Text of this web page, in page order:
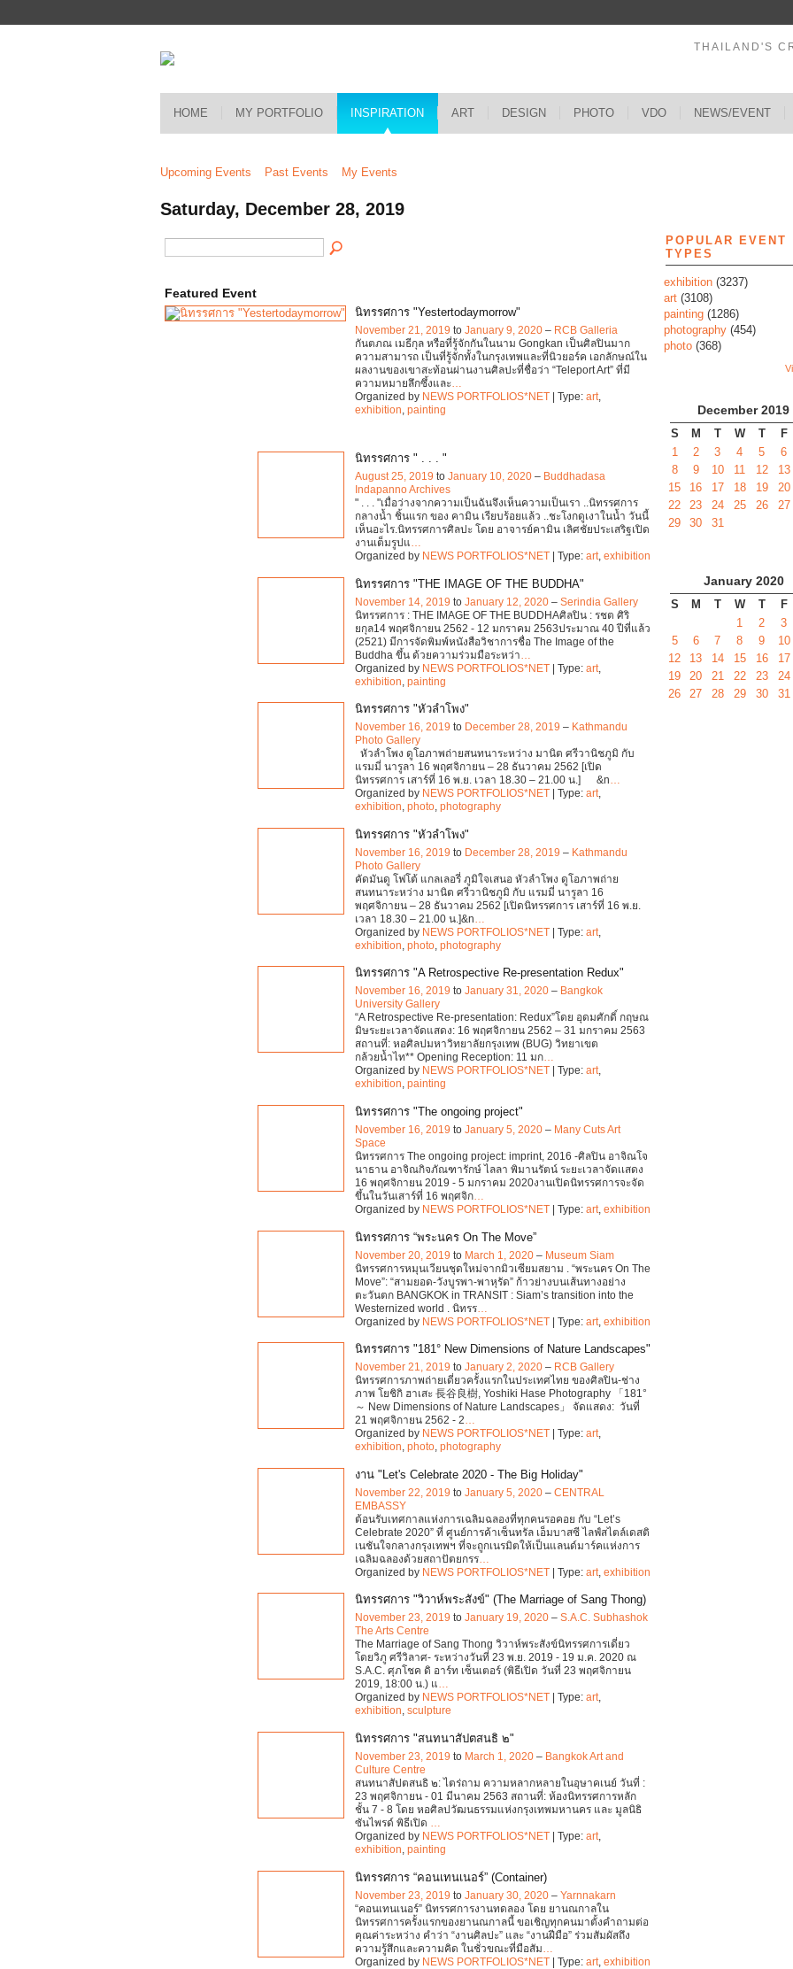
THAILAND'S
HOME MY PORTFOLIO INSPIRATION ART DESIGN PHOTO VDO NEWS/EVENT
Upcoming Events Past Events My Events
Saturday, December 28, 2019
Featured Event
นิทรรศการ "Yestertodaymorrow"
November 21, 2019 to January 9, 2020 – RCB Galleria
กันตภณ เมธีกุล หรือที่รู้จักกันในนาม Gongkan เป็นศิลปินมาก
ความสามารถ เป็นที่รู้จักทั้งในกรุงเทพและที่นิวยอร์ค เอกลักษณ์ใน
ผลงานของเขาสะท้อนผ่านงานศิลปะที่ชื่อว่า “Teleport Art” ที่มี
ความหมายลึกซึ้งและ
Organized by NEWS PORTFOLIOS*NET | Type: art
exhibition painting
นิทรรศการ " . . . "
August 25, 2019 to January 10, 2020 – Buddhadasa
Indapanno Archives‎
" . . . "เมื่อว่างจากความเป็นฉันจึงเห็นความเป็นเรา ..นิทรรศการ
กลางน้ำ ชิ้นแรก ของ คามิน เรียบร้อยแล้ว ..ชะโงกดูเงาในน้ำ วันนี้
เห็นอะไร.นิทรรศการศิลปะ โดย อาจารย์คามิน เลิศชัยประเสริฐเปิด
งานเต็มรูปแ…
Organized by NEWS PORTFOLIOS*NET | Type: art, exhibition
นิทรรศการ "THE IMAGE OF THE BUDDHA"
November 14, 2019 to January 12, 2020 – Serindia Gallery
นิทรรศการ : THE IMAGE OF THE BUDDHAศิลปิน : รชต ศิริ
ยกุล14 พฤศจิกายน 2562 - 12 มกราคม 2563ประมาณ 40 ปีที่แล้ว
(2521) มีการจัดพิมพ์หนังสือวิชาการชื่อ The Image of the
Buddha ขึ้น ด้วยความร่วมมือระหว่า
Organized by NEWS PORTFOLIOS*NET | Type: art
exhibition painting
นิทรรศการ "หัวลำโพง"
November 16, 2019 to December 28, 2019 – Kathmandu
Photo Gallery
หัวลำโพง ดูโอภาพถ่ายสนทนาระหว่าง มานิต ศรีวานิชภูมิ กับ
แรมมี่ นารูลา 16 พฤศจิกายน – 28 ธันวาคม 2562 [เปิด
นิทรรศการ เสาร์ที่ 16 พ.ย. เวลา 18.30 – 21.00 น.] &n…
Organized by NEWS PORTFOLIOS*NET | Type: art,
exhibition, photo, photography
นิทรรศการ "หัวลำโพง"
November 16, 2019 to December 28, 2019 – Kathmandu
Photo Gallery
คัดมันดู โฟโต้ แกลเลอรี่ ภูมิใจเสนอ หัวลำโพง ดูโอภาพถ่าย
สนทนาระหว่าง มานิต ศรีวานิชภูมิ กับ แรมมี่ นารูลา 16
พฤศจิกายน – 28 ธันวาคม 2562 [เปิดนิทรรศการ เสาร์ที่ 16 พ.ย.
เวลา 18.30 – 21.00 น.]&n…
Organized by NEWS PORTFOLIOS*NET | Type: art,
exhibition, photo, photography
นิทรรศการ "A Retrospective Re-presentation Redux"
November 16, 2019 to January 31, 2020 – Bangkok
University Gallery
“A Retrospective Re-presentation: Redux”โดย อุดมศักดิ์ กฤษณ
มิษระยะเวลาจัดแสดง: 16 พฤศจิกายน 2562 – 31 มกราคม 2563
สถานที่: หอศิลปมหาวิทยาลัยกรุงเทพ (BUG) วิทยาเขต
กล้วยน้ำไท** Opening Reception: 11 มก…
Organized by NEWS PORTFOLIOS*NET | Type: art,
exhibition, painting
นิทรรศการ "The ongoing project"
November 16, 2019 to January 5, 2020 – Many Cuts Art
Space
นิทรรศการ The ongoing project: imprint, 2016 -ศิลปิน อาจิณโจ
นาธาน อาจิณกิจภัณฑารักษ์ ไลลา พิมานรัตน์ ระยะเวลาจัดเเสดง
16 พฤศจิกายน 2019 - 5 มกราคม 2020งานเปิดนิทรรศการจะจัด
ขึ้นในวันเสาร์ที่ 16 พฤศจิก…
Organized by NEWS PORTFOLIOS*NET | Type: art, exhibition
นิทรรศการ “พระนคร On The Move”
November 20, 2019 to March 1, 2020 – Museum Siam
นิทรรศการหมุนเวียนชุดใหม่จากมิวเซียมสยาม . “พระนคร On The
Move”: “สามยอด-วังบูรพา-พาหุรัด” ก้าวย่างบนเส้นทางอย่าง
ตะวันตก BANGKOK in TRANSIT : Siam’s transition into the
Westernized world . นิทรร
Organized by NEWS PORTFOLIOS*NET | Type: art exhibition
นิทรรศการ "181° New Dimensions of Nature Landscapes"
November 21, 2019 to January 2, 2020 – RCB Gallery
นิทรรศการภาพถ่ายเดี่ยวครั้งแรกในประเทศไทย ของศิลปิน-ช่าง
ภาพ โยชิกิ ฮาเสะ 長谷良樹, Yoshiki Hase Photography 「181°
～ New Dimensions of Nature Landscapes」 จัดแสดง: วันที่
21 พฤศจิกายน 2562 - 2…
Organized by NEWS PORTFOLIOS*NET | Type: art,
exhibition, photo, photography
งาน "Let's Celebrate 2020 - The Big Holiday"
November 22, 2019 to January 5, 2020 – CENTRAL
EMBASSY
ต้อนรับเทศกาลแห่งการเฉลิมฉลองที่ทุกคนรอคอย กับ “Let’s
Celebrate 2020” ที่ ศูนย์การค้าเซ็นทรัล เอ็มบาสซี ไลฟ์สไตล์เดสติ
เนชันใจกลางกรุงเทพฯ ที่จะถูกเนรมิตให้เป็นแลนด์มาร์คแห่งการ
เฉลิมฉลองด้วยสถาปัตยกรร
Organized by NEWS PORTFOLIOS*NET | Type: art exhibition
นิทรรศการ "วิวาห์พระสังข์" (The Marriage of Sang Thong)
November 23, 2019 to January 19, 2020 – S.A.C. Subhashok
The Arts Centre
The Marriage of Sang Thong วิวาห์พระสังข์นิทรรศการเดี่ยว
โดยวิภู ศรีวิลาศ- ระหว่างวันที่ 23 พ.ย. 2019 - 19 ม.ค. 2020 ณ
S.A.C. ศุภโชค ดิ อาร์ท เซ็นเตอร์ (พิธีเปิด วันที่ 23 พฤศจิกายน
2019, 18:00 น.) แ…
Organized by NEWS PORTFOLIOS*NET | Type: art,
exhibition, sculpture
นิทรรศการ "สนทนาสัปตสนธิ ๒"
November 23, 2019 to March 1, 2020 – Bangkok Art and
Culture Centre
สนทนาสัปตสนธิ ๒: ไตร่ถาม ความหลากหลายในอุษาคเนย์ วันที่ :
23 พฤศจิกายน - 01 มีนาคม 2563 สถานที่: ห้องนิทรรศการหลัก
ชั้น 7 - 8 โดย หอศิลปวัฒนธรรมแห่งกรุงเทพมหานคร และ มูลนิธิ
ซันไพรด์ พิธีเปิด …
Organized by NEWS PORTFOLIOS*NET | Type: art,
exhibition, painting
นิทรรศการ “คอนเทนเนอร์” (Container)
November 23, 2019 to January 30, 2020 – Yarnnakarn
“คอนเทนเนอร์” นิทรรศการงานทดลอง โดย ยานณกาลใน
นิทรรศการครั้งแรกของยานณกาลนี้ ขอเชิญทุกคนมาตั้งคำถามต่อ
คุณค่าระหว่าง คำว่า “งานศิลปะ” และ “งานฝีมือ” ร่วมสัมผัสถึง
ความรู้สึกและความคิด ในชั่วขณะที่มือสัม
Organized by NEWS PORTFOLIOS*NET | Type: art exhibition
POPULAR EVENT
TYPES
exhibition (3237)
art (3108)
painting (1286)
photography (454)
photo (368)
December 2019
S M T W T F
1
2 3 4 5 6
8
9 10 11 12 13
15
16 17 18 19 20
22
23 24 25 26 27
29
30 31
January 2020
S M T W T F
1
2 3
5
6 7 8 9 10
12
13 14 15 16 17
19
20 21 22 23 24
26
27 28 29 30 31